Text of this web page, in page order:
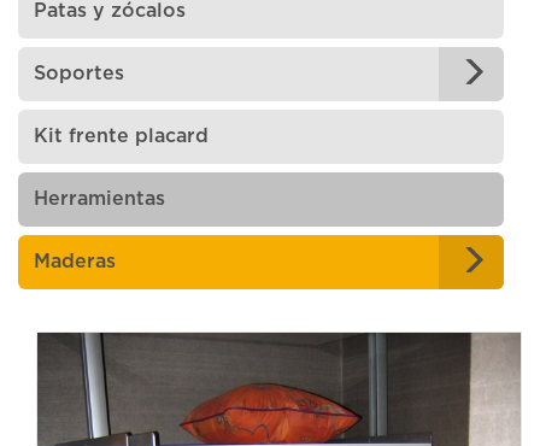
Patas y zócalos
Soportes
Kit frente placard
Herramientas
Maderas